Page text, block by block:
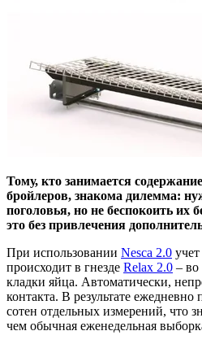
Тому, кто занимается
бройлеров, знакома дилемма:
поголовья, но не беспокоить их
это без привлечения
При использовании Nesca 2.0 учет
происходит в гнезде Relax 2.0 – во
кладки яйца. Автоматически,
контакта. В результате ежедневно
сотен отдельных измерений, что
чем обычная еженедельная